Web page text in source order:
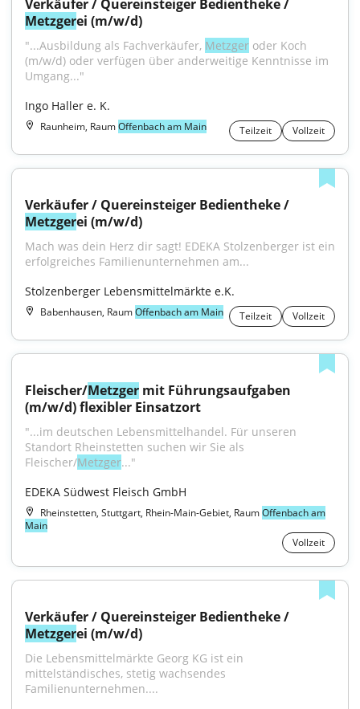
Metzgerei (m/w/d)
"...Ausbildung als Fachverkäufer, Metzger oder Koch
(m/w/d) oder verfügen über anderweitige Kenntnisse im
Umgang..."
Ingo Haller e. K.
Raunheim, RaumOffenbach am Main Teilzeit Vollzeit
Metzgerei (m/w/d)
Mach was dein Herz dir sagt! EDEKA Stolzenberger ist ein
erfolgreiches Familienunternehmen am...
Stolzenberger Lebensmittelmärkte e.K.
Babenhausen, RaumOffenbach am Main Teilzeit Vollzeit
Fleischer/Metzger mit Führungsaufgaben
(m/w/d) flexibler Einsatzort
"...im deutschen Lebensmittelhandel. Für unseren
Standort Rheinstetten suchen wir Sie als
Fleischer/Metzger..."
EDEKA Südwest Fleisch GmbH
Rheinstetten, Stuttgart, Rhein-Main-Gebiet, RaumOffenbach am
Main
Vollzeit
Metzgerei (m/w/d)
Die Lebensmittelmärkte Georg KG ist ein
mittelständisches, stetig wachsendes
Familienunternehmen....